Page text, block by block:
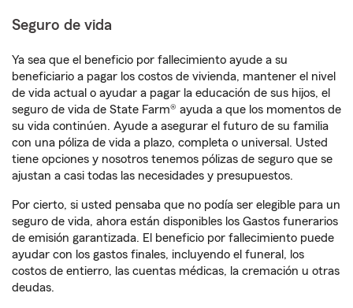
Seguro de vida
Ya sea que el beneficio por fallecimiento ayude a su
beneficiario a pagar los costos de vivienda, mantener el nivel
de vida actual o ayudar a pagar la educación de sus hijos, el
seguro de vida de State Farm® ayuda a que los momentos de
su vida continúen. Ayude a asegurar el futuro de su familia
con una póliza de vida a plazo, completa o universal. Usted
tiene opciones y nosotros tenemos pólizas de seguro que se
ajustan a casi todas las necesidades y presupuestos.
Por cierto, si usted pensaba que no podía ser elegible para un
seguro de vida, ahora están disponibles los Gastos funerarios
de emisión garantizada. El beneficio por fallecimiento puede
ayudar con los gastos finales, incluyendo el funeral, los
costos de entierro, las cuentas médicas, la cremación u otras
deudas.